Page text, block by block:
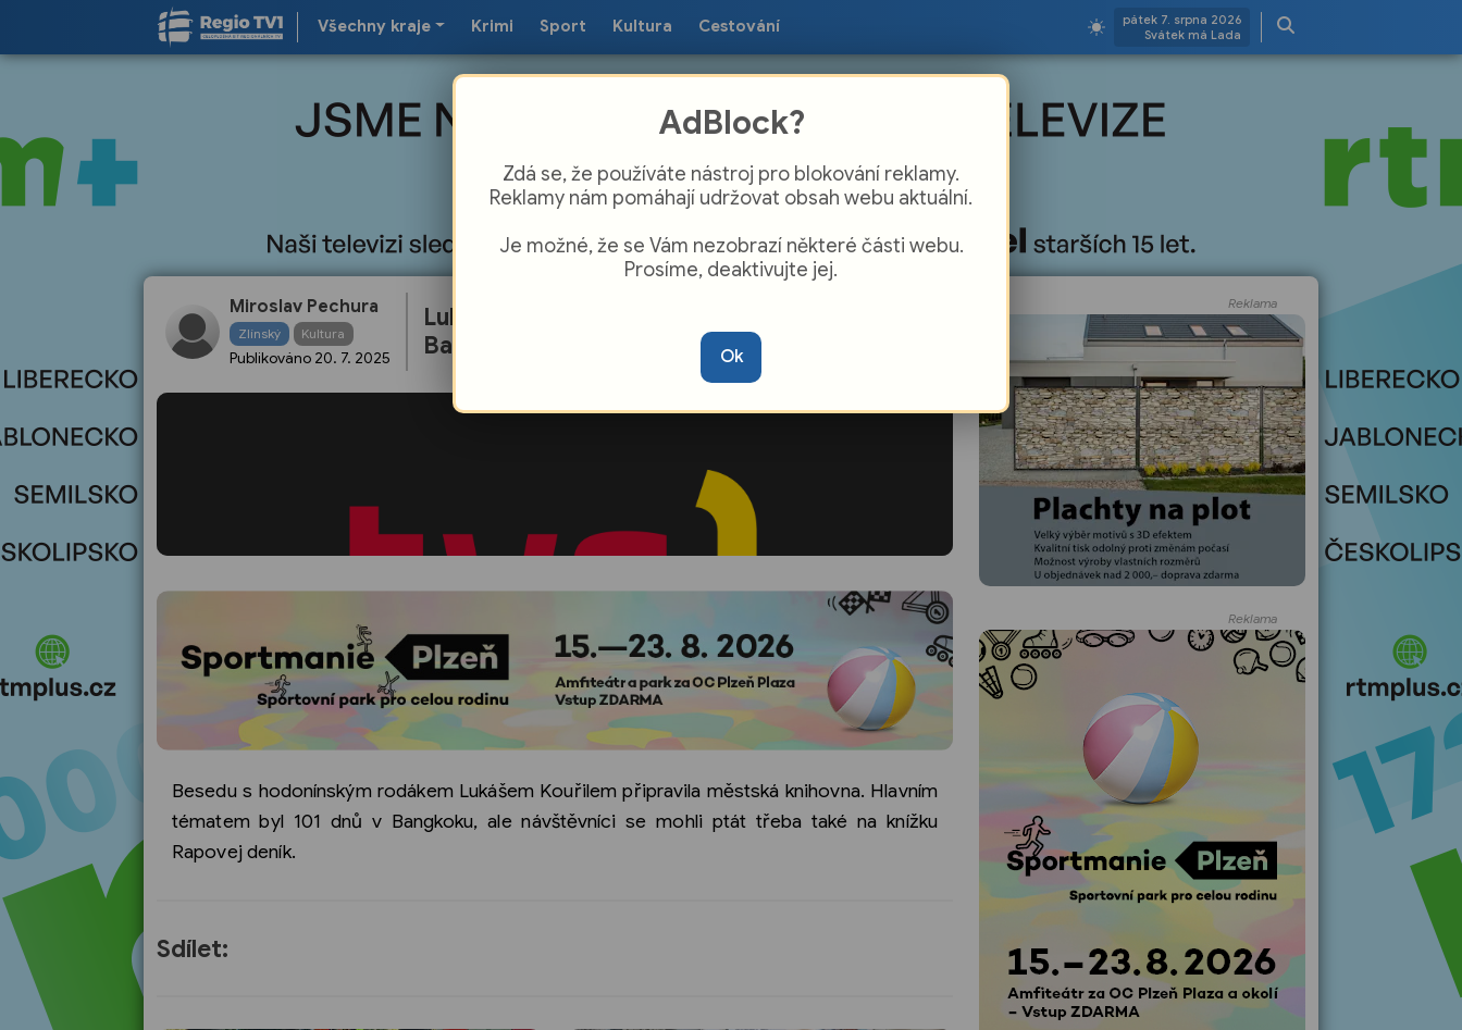
Všechny kraje Krimi Sport Kultura Cestování
pátek 7. srpna 2026
Svátek má Lada
Miroslav Pechura
Zlínský Kultura
Publikováno 20. 7. 2025
Lukáš Kouřil připravil besedu o 101 dnech v
Bangkoku
Besedu s hodonínským rodákem Lukášem Kouřilem připravila městská knihovna. Hlavním
tématem byl 101 dnů v Bangkoku, ale návštěvníci se mohli ptát třeba také na knížku
Rapovej deník.
Sdílet:
Reklama
Reklama
AdBlock?
Zdá se, že používáte nástroj pro blokování reklamy.
Reklamy nám pomáhají udržovat obsah webu aktuální.
Je možné, že se Vám nezobrazí některé části webu.
Prosíme, deaktivujte jej.
Ok